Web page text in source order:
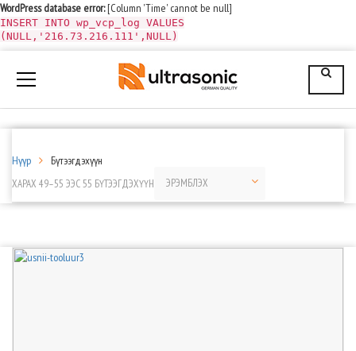
WordPress database error:[Column 'Time' cannot be null]
INSERT INTO wp_vcp_log VALUES
(NULL,'216.73.216.111',NULL)
Нүүр Бүтээгдэхүүн
ХАРАХ 49–55 ЭЭС 55 БҮТЭЭГДЭХҮҮН